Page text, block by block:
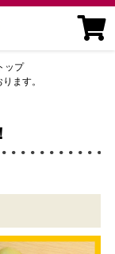
ップ
ます。